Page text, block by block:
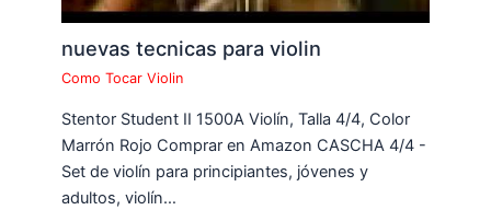
nuevas tecnicas para violin
Como Tocar Violin
Stentor Student II 1500A Violín, Talla 4/4, Color
Marrón Rojo Comprar en Amazon CASCHA 4/4 -
Set de violín para principiantes, jóvenes y
adultos, violín…